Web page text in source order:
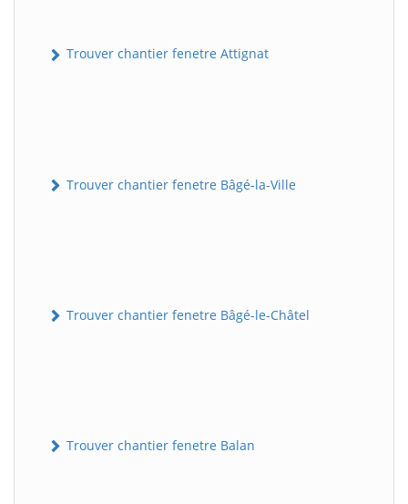
Trouver chantier fenetre Attignat
Trouver chantier fenetre Bâgé-la-Ville
Trouver chantier fenetre Bâgé-le-Châtel
Trouver chantier fenetre Balan